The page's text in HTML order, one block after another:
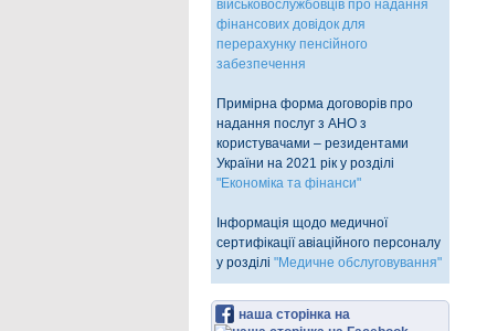
військовослужбовців про надання
фінансових довідок для
перерахунку пенсійного
забезпечення
Примірна форма договорів про
надання послуг з АНО з
користувачами – резидентами
України на 2021 рік у розділі
"Економіка та фінанси"
Інформація щодо медичної
сертифікації авіаційного персоналу
у розділі "Медичне обслуговування"
наша сторінка на